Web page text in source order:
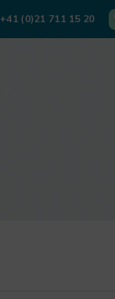
+41 (0)21 711 15 20